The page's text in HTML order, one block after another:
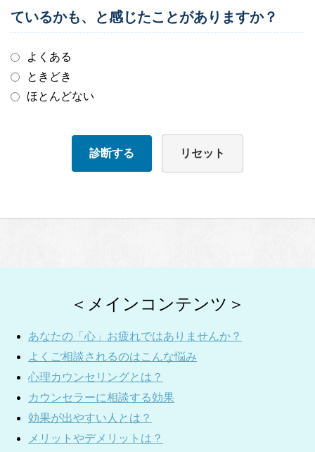
ているかも、と感じたことがありますか？
よくある
ときどき
ほとんどない
診断する リセット
＜メインコンテンツ＞
あなたの「心」お疲れではありませんか？
よくご相談されるのはこんな悩み
心理カウンセリングとは？
カウンセラーに相談する効果
効果が出やすい人とは？
メリットやデメリットは？